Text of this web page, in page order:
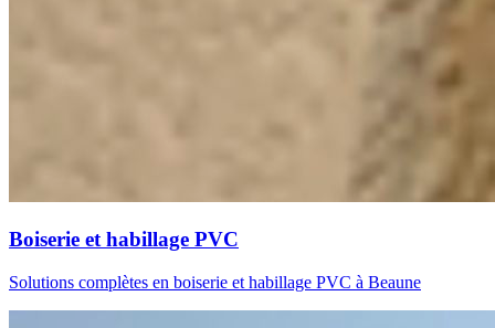
Boiserie et habillage PVC
Solutions complètes en boiserie et habillage PVC à Beaune